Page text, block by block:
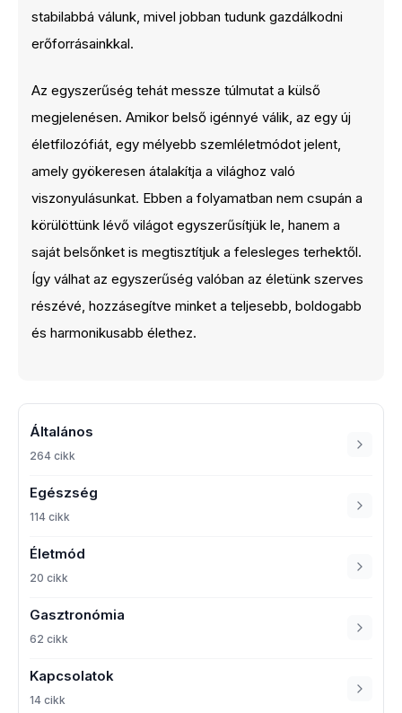
stabilabbá válunk, mivel jobban tudunk gazdálkodni
erőforrásainkkal.
Az egyszerűség tehát messze túlmutat a külső
megjelenésen. Amikor belső igénnyé válik, az egy új
életfilozófiát, egy mélyebb szemléletmódot jelent,
amely gyökeresen átalakítja a világhoz való
viszonyulásunkat. Ebben a folyamatban nem csupán a
körülöttünk lévő világot egyszerűsítjük le, hanem a
saját belsőnket is megtisztítjuk a felesleges terhektől.
Így válhat az egyszerűség valóban az életünk szerves
részévé, hozzásegítve minket a teljesebb, boldogabb
és harmonikusabb élethez.
Általános
264 cikk
Egészség
114 cikk
Életmód
20 cikk
Gasztronómia
62 cikk
Kapcsolatok
14 cikk